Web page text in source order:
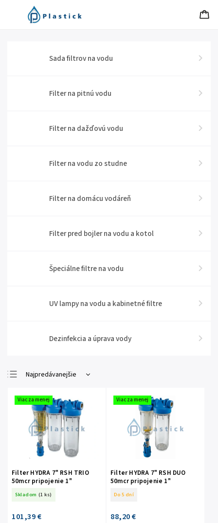
Sada filtrov na vodu
Filter na pitnú vodu
Filter na dažďovú vodu
Filter na vodu zo studne
Filter na domácu vodáreň
Filter pred bojler na vodu a kotol
Špeciálne filtre na vodu
UV lampy na vodu a kabinetné filtre
Dezinfekcia a úprava vody
Najpredávanejšie
Najdrahšie
Abecedne
Viac za menej
Filter HYDRA 7" RSH TRIO
50mcr pripojenie 1"
Skladom (1 ks)
101,39 €
Viac za menej
Filter HYDRA 7" RSH DUO
50mcr pripojenie 1"
Do 5 dní
88,20 €